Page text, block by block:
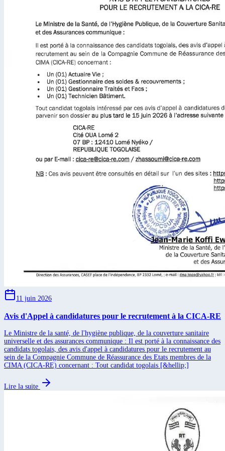
11 juin 2026
Avis d'Appel à candidatures pour le recrutement à la CICA-RE
Le Ministre de la santé, de l'hygiène publique, de la couverture sanitaire
universelle et des assurances communique : Il est porté à la connaissance des
candidats togolais, des avis d'appel à candidatures pour le recrutement au
sein de la Compagnie Commune de Réassurance des Etats membres de la
CIMA (CICA-RE) concernant : Tout candidat togolais [&hellip;]
Lire la suite